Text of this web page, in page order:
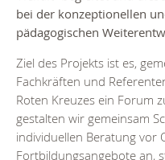
bei der konzeptionellen
pädagogischen
Ziel des Projekts ist es,
Fachkräften und
Roten Kreuzes ein Forum
gestalten wir gemeinsam
individuellen Beratung vor
Fortbildungsangebote an,